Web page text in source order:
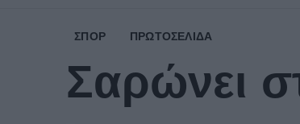
ΣΠΟΡ ΠΡΩΤΟΣΈΛΙΔΑ
Σαρώνει